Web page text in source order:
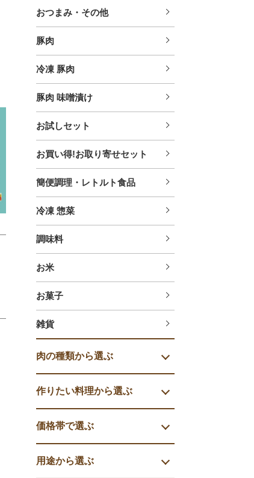
おつまみ・その他
豚肉
冷凍 豚肉
豚肉 味噌漬け
お試しセット
お買い得!お取り寄せセット
簡便調理・レトルト食品
冷凍 惣菜
調味料
お米
お菓子
雑貨
肉の種類から選ぶ
作りたい料理から選ぶ
価格帯で選ぶ
用途から選ぶ